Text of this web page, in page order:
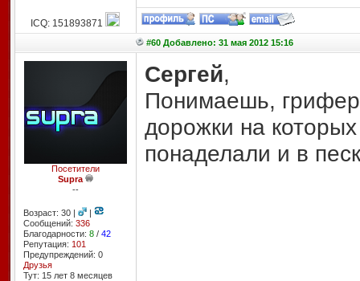
ICQ: 151893871
#60 Добавлено: 31 мая 2012 15:16
Посетители
Supra
--
Возраст: 30 |
|
Сообщений: 336
Благодарности: 8/ 42
Репутация: 101
Предупреждений: 0
Друзья
Тут: 15 лет 8 месяцев
Сергей,
Понимаешь,
дорожки на
понаделали и в